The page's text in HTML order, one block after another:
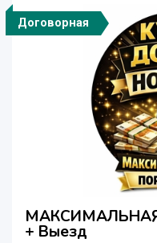
Договорная
МАКСИМАЛЬНАЯ
+ Выезд